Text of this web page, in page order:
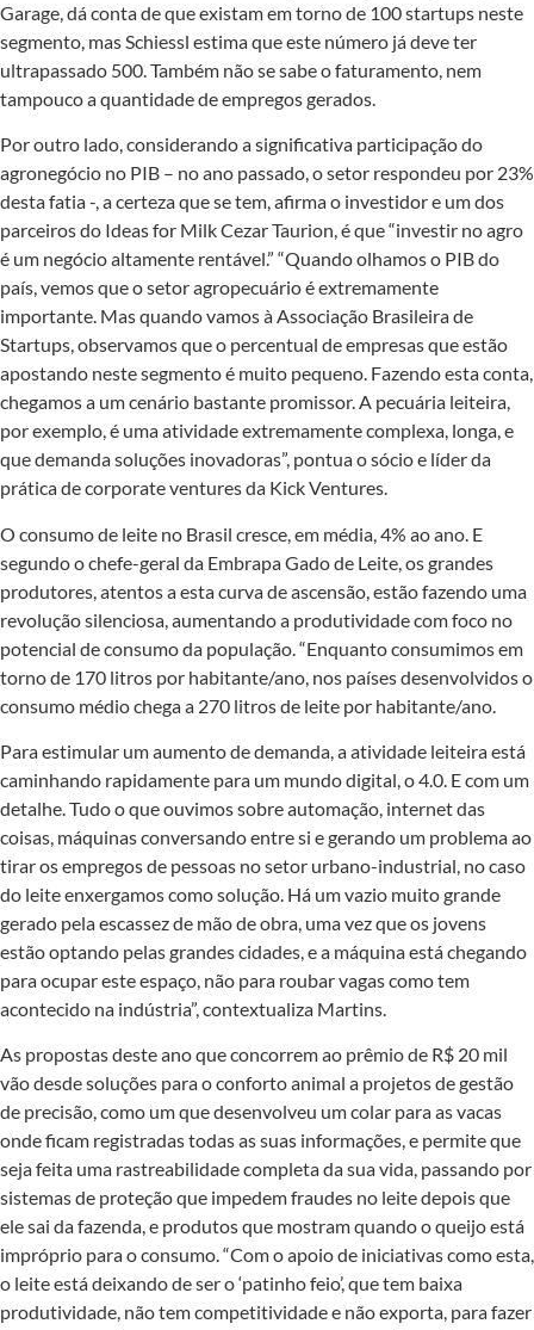
Garage, dá conta de que existam em torno de 100 startups neste
segmento, mas Schiessl estima que este número já deve ter
ultrapassado 500. Também não se sabe o faturamento, nem
tampouco a quantidade de empregos gerados.
Por outro lado, considerando a significativa participação do
agronegócio no PIB – no ano passado, o setor respondeu por 23%
desta fatia -, a certeza que se tem, afirma o investidor e um dos
parceiros do Ideas for Milk Cezar Taurion, é que “investir no agro
é um negócio altamente rentável.” “Quando olhamos o PIB do
país, vemos que o setor agropecuário é extremamente
importante. Mas quando vamos à Associação Brasileira de
Startups, observamos que o percentual de empresas que estão
apostando neste segmento é muito pequeno. Fazendo esta conta,
chegamos a um cenário bastante promissor. A pecuária leiteira,
por exemplo, é uma atividade extremamente complexa, longa, e
que demanda soluções inovadoras”, pontua o sócio e líder da
prática de corporate ventures da Kick Ventures.
O consumo de leite no Brasil cresce, em média, 4% ao ano. E
segundo o chefe-geral da Embrapa Gado de Leite, os grandes
produtores, atentos a esta curva de ascensão, estão fazendo uma
revolução silenciosa, aumentando a produtividade com foco no
potencial de consumo da população. “Enquanto consumimos em
torno de 170 litros por habitante/ano, nos países desenvolvidos o
consumo médio chega a 270 litros de leite por habitante/ano.
Para estimular um aumento de demanda, a atividade leiteira está
caminhando rapidamente para um mundo digital, o 4.0. E com um
detalhe. Tudo o que ouvimos sobre automação, internet das
coisas, máquinas conversando entre si e gerando um problema ao
tirar os empregos de pessoas no setor urbano-industrial, no caso
do leite enxergamos como solução. Há um vazio muito grande
gerado pela escassez de mão de obra, uma vez que os jovens
estão optando pelas grandes cidades, e a máquina está chegando
para ocupar este espaço, não para roubar vagas como tem
acontecido na indústria”, contextualiza Martins.
As propostas deste ano que concorrem ao prêmio de R$ 20 mil
vão desde soluções para o conforto animal a projetos de gestão
de precisão, como um que desenvolveu um colar para as vacas
onde ficam registradas todas as suas informações, e permite que
seja feita uma rastreabilidade completa da sua vida, passando por
sistemas de proteção que impedem fraudes no leite depois que
ele sai da fazenda, e produtos que mostram quando o queijo está
impróprio para o consumo. “Com o apoio de iniciativas como esta,
o leite está deixando de ser o ‘patinho feio’, que tem baixa
produtividade, não tem competitividade e não exporta, para fazer